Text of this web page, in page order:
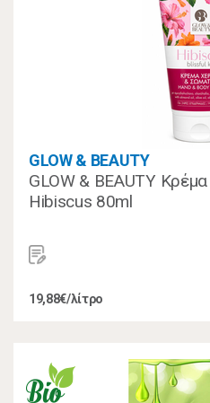
GLOW & BEAUTY
GLOW & BEAUTY
Hibiscus 80ml
19,88€/λίτρο